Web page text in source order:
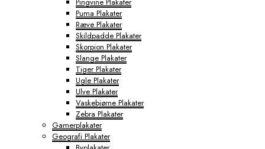
Puma Plakater
Ræve Plakater
Skildpadde Plakater
Skorpion Plakater
Slange Plakater
Tiger Plakater
Ugle Plakater
Ulve Plakater
Vaskebjørne Plakater
Zebra Plakater
Gamerplakater
Geografi Plakater